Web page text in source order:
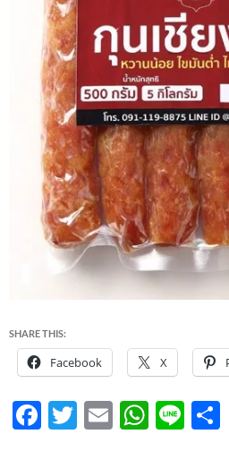
SHARE THIS:
Facebook X
F
T
E
W Li